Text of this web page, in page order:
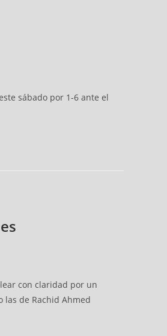
sábado por 1-6 ante el
con claridad por un
las de Rachid Ahmed